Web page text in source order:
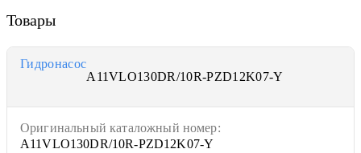
Товары
Гидронасос
A11VLO130DR/10R-PZD12K07-Y
Оригинальный каталожный номер:
A11VLO130DR/10R-PZD12K07-Y